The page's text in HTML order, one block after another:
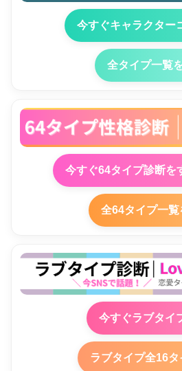
今すぐキャラクター
全タイプ一覧
今すぐ64タイプ診断を
全64タイプ一覧
今すぐラブタイ
ラブタイプ全16